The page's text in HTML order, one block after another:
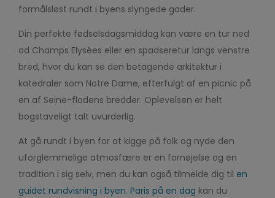
formålsløst rundt i byens slyngede gader.
Din perfekte fødselsdagsmiddag kan være en tur ned
ad Champs Elysées eller en spadseretur langs venstre
bred, hvor du kan se den betagende arkitektur i
katedraler som Notre Dame, efterfulgt af en picnic på
en af Seine-flodens bredder. Oplevelsen er helt
bogstaveligt talt uvurderlig.
At gå rundt i byen for at kigge på folk og nyde den
uforglemmelige atmosfære er en fornøjelse og en
tradition i sig selv, men du kan også tilmelde dig til en
guidet rundvisning i byen. Paris på en dag kan du